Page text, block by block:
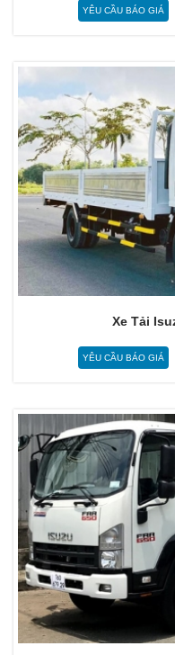
YÊU CẦU BÁO GIÁ
Xe Tải
YÊU CẦU BÁO GIÁ